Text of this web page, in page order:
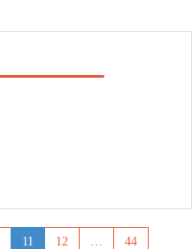
11 12 … 44